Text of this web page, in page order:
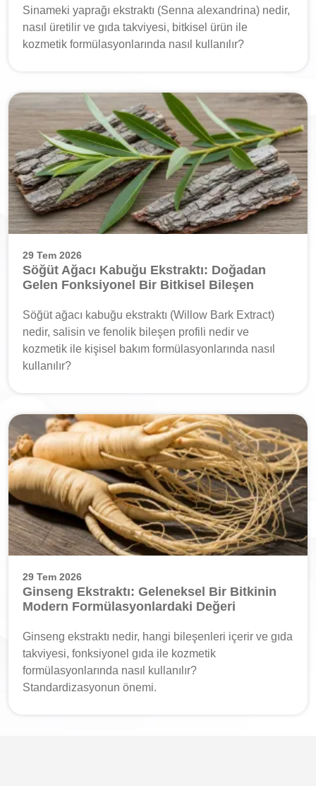
Sinameki yaprağı ekstraktı (Senna alexandrina) nedir,
nasıl üretilir ve gıda takviyesi, bitkisel ürün ile
kozmetik formülasyonlarında nasıl kullanılır?
29 Tem 2026
Söğüt Ağacı Kabuğu Ekstraktı: Doğadan
Gelen Fonksiyonel Bir Bitkisel Bileşen
Söğüt ağacı kabuğu ekstraktı (Willow Bark Extract)
nedir, salisin ve fenolik bileşen profili nedir ve
kozmetik ile kişisel bakım formülasyonlarında nasıl
kullanılır?
29 Tem 2026
Ginseng Ekstraktı: Geleneksel Bir Bitkinin
Modern Formülasyonlardaki Değeri
Ginseng ekstraktı nedir, hangi bileşenleri içerir ve gıda
takviyesi, fonksiyonel gıda ile kozmetik
formülasyonlarında nasıl kullanılır?
Standardizasyonun önemi.